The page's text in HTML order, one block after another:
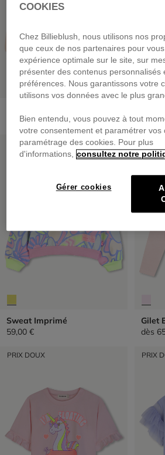
dès55,00 €
dès
PRIX DOUX
Sweat Imprimé
59,00 €
PRIX
Gilet
dès
PRIX DOUX PRIX
COOKIES
Chez Billieblush, nous utilisons nos
que ceux de nos partenaires pour
expérience optimale sur le site, sur
présenter des contenus personnalisés
préférences. Nous garantissons votre
utilisons vos données avec le plus
Bien entendu, vous pouvez à tout
votre consentement et paramétrer vos
paramétrage des cookies. Pour plus
d'informations,
consultez notre
Gérer cookies